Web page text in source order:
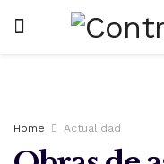
Home Actualidad